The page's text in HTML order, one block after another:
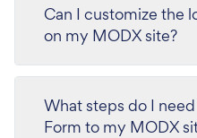
Can I customize the
on my MODX site?
What steps do I
Form to my MODX